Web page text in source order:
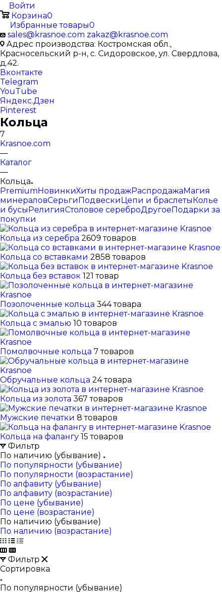
Войти
Корзина0
Избранные товары0
sales@krasnoe.com zakaz@krasnoe.com
Адрес производства: Костромская обл.,
Красносельский р-н, с. Сидоровское, ул. Свердлова,
д.42.
Вконтакте
Telegram
YouTube
Яндекс.Дзен
Pinterest
Кольца
7
Krasnoe.com
—
Каталог
—
Кольца
PremiumНовинкиХиты продажРаспродажаМагия
минераловСерьгиПодвескиЦепи и браслетыКолье
и бусыРелигияСтоловое сереброДругоеПодарки за
покупки
Кольца из серебра 2609 товаров
Кольца со вставками 2858 товаров
Кольца без вставок 121 товар
Позолоченные кольца 344 товара
Кольца с эмалью 10 товаров
Помолвочные кольца 7 товаров
Обручальные кольца 24 товара
Кольца из золота 367 товаров
Мужские печатки 8 товаров
Кольца на фалангу 15 товаров
Фильтр
По наличию (убывание)
По популярности (убывание)
По популярности (возрастание)
По алфавиту (убывание)
По алфавиту (возрастание)
По цене (убывание)
По цене (возрастание)
По наличию (убывание)
По наличию (возрастание)
Фильтр
Сортировка
По популярности (убывание)